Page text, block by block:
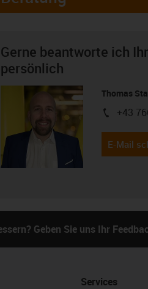
Gerne beantworte ich
persönlich
Thomas
igus-icon-
+43
E-Mail
Geben Sie uns Ihr
Services